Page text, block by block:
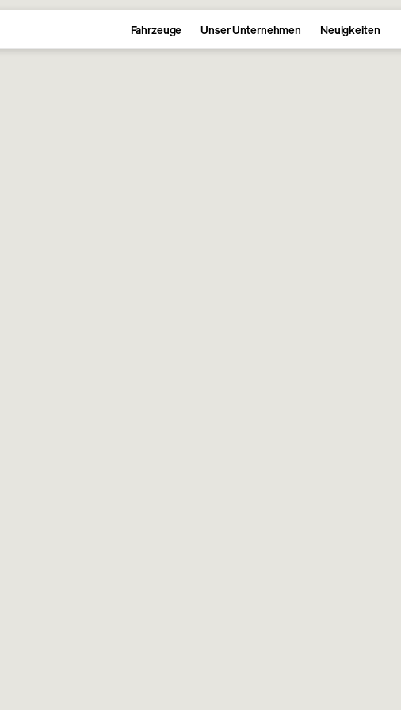
Fahrzeuge Unser Unternehmen Neuigkeiten